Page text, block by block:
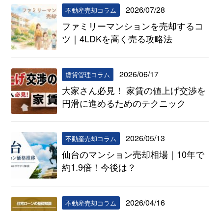
不動産売却コラム 2026/07/28
ファミリーマンションを売却するコ
ツ｜4LDKを高く売る攻略法
賃貸管理コラム 2026/06/17
大家さん必見！ 家賃の値上げ交渉を
円滑に進めるためのテクニック
不動産売却コラム 2026/05/13
仙台のマンション売却相場｜10年で
約1.9倍！今後は？
不動産売却コラム 2026/04/16